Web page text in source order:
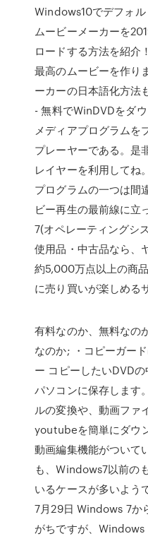
Windows10でデフォ
ムービーメーカーを
ロードする方法を紹介
最高のムービーを作り
ーカーの日本語化方法
- 無料でWinDVDをダ
メディアプログラムを
プレーヤーである。是
レイヤーを利用してね
プログラムの一つは間
ビー再生の最前線に
7(オペレーティングシ
使用品・中古品なら、
約5,000万点以上の商
に売り買いが楽しめる
有料なのか、無料な
なのか; ・コピーガー
ー コピーしたいDVDの
パソコンに保存します
ルの変換や、動画ファ
youtubeを簡単にダウ
動画編集機能がついて
も、Windows7以前の
いるケースが多いよう
7月29日 Windows 7か
がちですが、Windows